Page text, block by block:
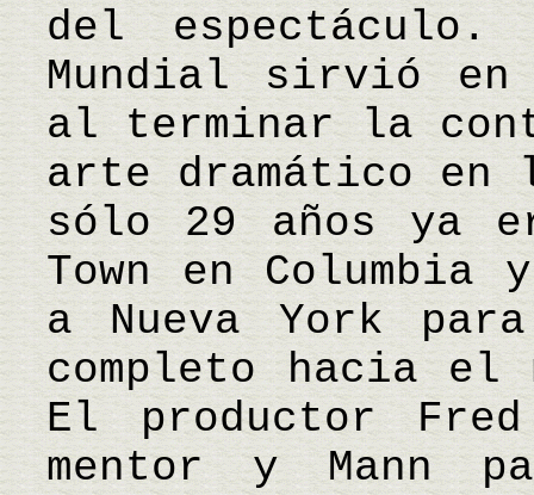
del
Mundial sirvió en
al terminar la
arte dramático en
sólo 29 años ya
Town en
a Nueva York
completo hacia el
El productor
mentor y Mann